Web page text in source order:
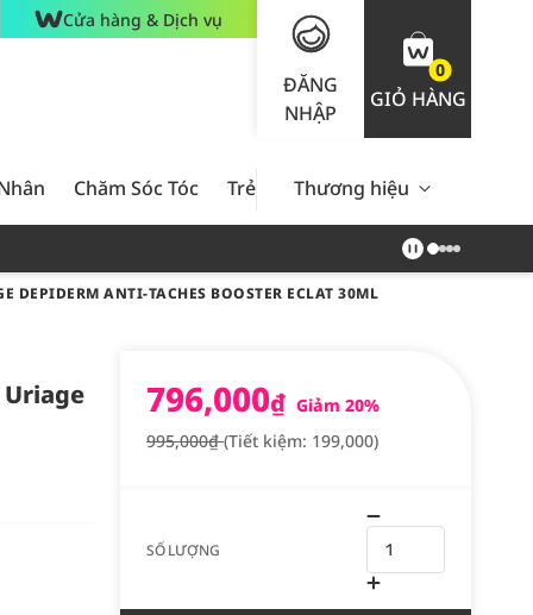
Cửa hàng & Dịch vụ
ĐĂNG
NHẬP
0
GIỎ HÀNG
Chăm Sóc Tóc Trẻ Em Nam Giới Chăm Sóc
Thương hiệu
ANTI-TACHES BOOSTER ECLAT 30ML
Uriage
796,000₫ Giảm 20%
995,000₫(Tiết kiệm: 199,000)
SỐ LƯỢNG